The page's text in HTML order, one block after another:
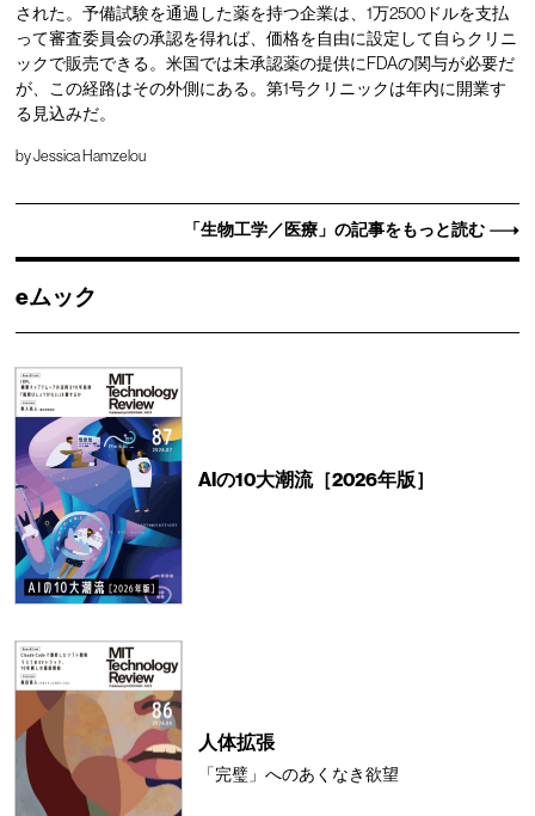
された。予備試験を通過した薬を持つ企業は、1万2500ドルを支払
って審査委員会の承認を得れば、価格を自由に設定して自らクリニ
ックで販売できる。米国では未承認薬の提供にFDAの関与が必要だ
が、この経路はその外側にある。第1号クリニックは年内に開業す
る見込みだ。
byJessica Hamzelou
「生物工学／医療」の記事をもっと読む
eムック
AIの10大潮流［2026年版］
人体拡張
「完璧」へのあくなき欲望